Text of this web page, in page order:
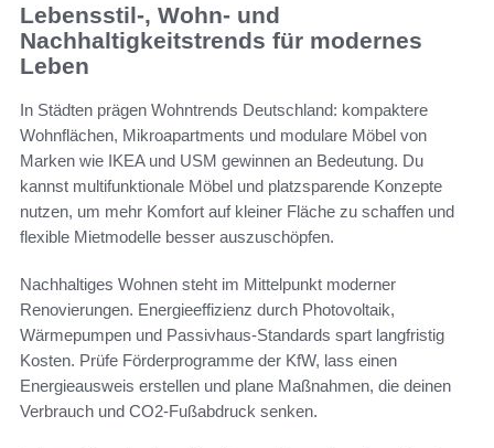
Lebensstil-, Wohn- und
Nachhaltigkeitstrends für modernes
Leben
In Städten prägen Wohntrends Deutschland: kompaktere
Wohnflächen, Mikroapartments und modulare Möbel von
Marken wie IKEA und USM gewinnen an Bedeutung. Du
kannst multifunktionale Möbel und platzsparende Konzepte
nutzen, um mehr Komfort auf kleiner Fläche zu schaffen und
flexible Mietmodelle besser auszuschöpfen.
Nachhaltiges Wohnen steht im Mittelpunkt moderner
Renovierungen. Energieeffizienz durch Photovoltaik,
Wärmepumpen und Passivhaus-Standards spart langfristig
Kosten. Prüfe Förderprogramme der KfW, lass einen
Energieausweis erstellen und plane Maßnahmen, die deinen
Verbrauch und CO2-Fußabdruck senken.